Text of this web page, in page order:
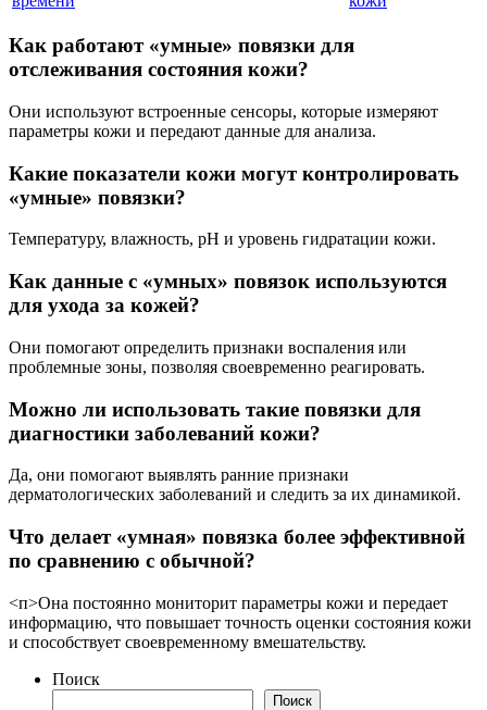
Как работают «умные» повязки для
отслеживания состояния кожи?
Они используют встроенные сенсоры, которые измеряют
параметры кожи и передают данные для анализа.
Какие показатели кожи могут контролировать
«умные» повязки?
Температуру, влажность, pH и уровень гидратации кожи.
Как данные с «умных» повязок используются
для ухода за кожей?
Они помогают определить признаки воспаления или
проблемные зоны, позволяя своевременно реагировать.
Можно ли использовать такие повязки для
диагностики заболеваний кожи?
Да, они помогают выявлять ранние признаки
дерматологических заболеваний и следить за их динамикой.
Что делает «умная» повязка более эффективной
по сравнению с обычной?
<п>Она постоянно мониторит параметры кожи и передает
информацию, что повышает точность оценки состояния кожи
и способствует своевременному вмешательству.
Поиск
Поиск